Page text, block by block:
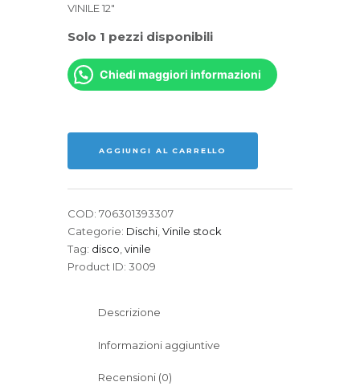
VINILE 12″
Solo 1 pezzi disponibili
Chiedi maggiori informazioni
-
Love
(The
Remixes)
quantità
AGGIUNGI AL CARRELLO
COD: 706301393307
Categorie: Dischi,Vinile stock
Tag: disco,vinile
Product ID: 3009
Descrizione
Informazioni aggiuntive
Recensioni (0)